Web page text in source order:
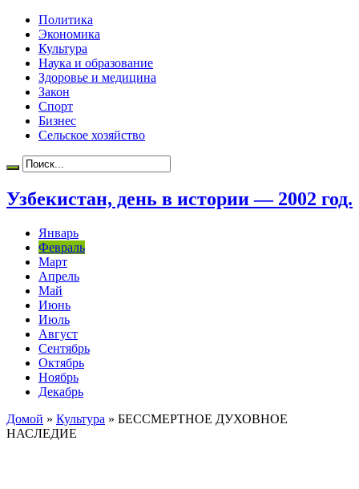
Политика
Экономика
Культура
Наука и образование
Здоровье и медицина
Закон
Спорт
Бизнес
Сельское хозяйство
Узбекистан, день в истории — 2002 год.
Январь
Февраль
Март
Апрель
Май
Июнь
Июль
Август
Сентябрь
Октябрь
Ноябрь
Декабрь
Домой » Культура » БЕССМЕРТНОЕ ДУХОВНОЕ
НАСЛЕДИЕ